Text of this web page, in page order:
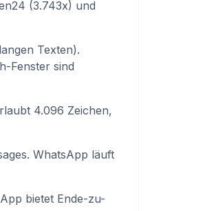
(3.743x) und
Texten).
Fenster sind
4.096 Zeichen,
WhatsApp läuft
bietet Ende-zu-